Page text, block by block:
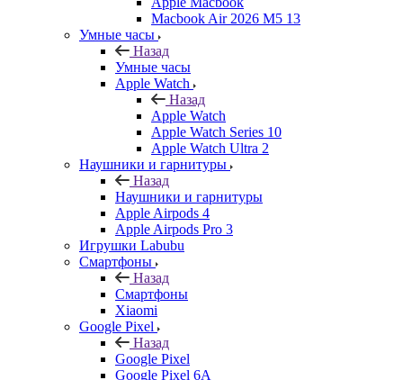
Macbook Air 2026 M5 13
Умные часы
Назад
Умные часы
Apple Watch
Назад
Apple Watch
Apple Watch Series 10
Apple Watch Ultra 2
Наушники и гарнитуры
Назад
Наушники и гарнитуры
Apple Airpods 4
Apple Airpods Pro 3
Игрушки Labubu
Смартфоны
Назад
Смартфоны
Xiaomi
Google Pixel
Назад
Google Pixel
Google Pixel 6A